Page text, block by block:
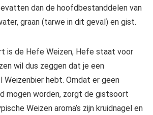
dan de hoofdbestanddelen van
graan (tarwe in dit geval) en gist.
is de Hefe Weizen, Hefe staat voor
wil dus zeggen dat je een
hebt. Omdat er geen
mogen worden, zorgt de gistsoort
Weizen aroma’s zijn kruidnagel en